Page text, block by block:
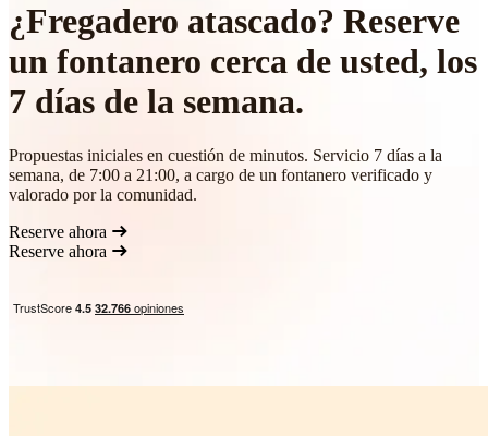
¿Fregadero atascado? Reserve
un fontanero cerca de usted, los
7 días de la semana.
Propuestas iniciales en cuestión de minutos. Servicio 7 días a la
semana, de 7:00 a 21:00, a cargo de un fontanero verificado y
valorado por la comunidad.
Reserve ahora
Reserve ahora